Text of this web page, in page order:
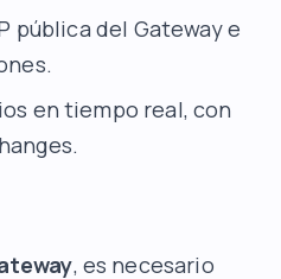
pública del Gateway e
en tiempo real, con
, es necesario